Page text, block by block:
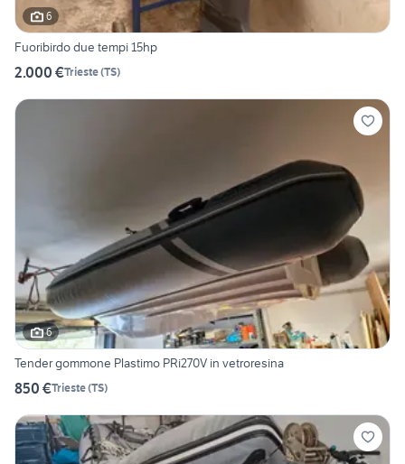
6
Fuoribirdo due tempi 15hp
2.000 €Trieste(TS)
6
Tender gommone Plastimo PRi270V in vetroresina
850 €Trieste(TS)